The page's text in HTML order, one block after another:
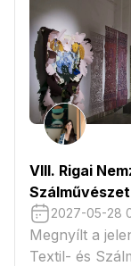
VIII. Rigai
2027-05-28
Megnyílt a
Textil- és